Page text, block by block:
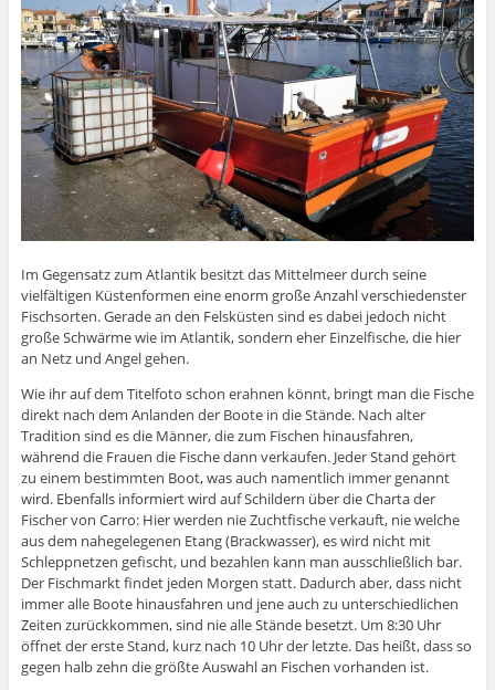
Im Gegensatz zum Atlantik besitzt das Mittelmeer durch seine
vielfältigen Küstenformen eine enorm große Anzahl verschiedenster
Fischsorten. Gerade an den Felsküsten sind es dabei jedoch nicht
große Schwärme wie im Atlantik, sondern eher Einzelfische, die hier
an Netz und Angel gehen.
Wie ihr auf dem Titelfoto schon erahnen könnt, bringt man die Fische
direkt nach dem Anlanden der Boote in die Stände. Nach alter
Tradition sind es die Männer, die zum Fischen hinausfahren,
während die Frauen die Fische dann verkaufen. Jeder Stand gehört
zu einem bestimmten Boot, was auch namentlich immer genannt
wird. Ebenfalls informiert wird auf Schildern über die Charta der
Fischer von Carro: Hier werden nie Zuchtfische verkauft, nie welche
aus dem nahegelegenen Etang (Brackwasser), es wird nicht mit
Schleppnetzen gefischt, und bezahlen kann man ausschließlich bar.
Der Fischmarkt findet jeden Morgen statt. Dadurch aber, dass nicht
immer alle Boote hinausfahren und jene auch zu unterschiedlichen
Zeiten zurückkommen, sind nie alle Stände besetzt. Um 8:30 Uhr
öffnet der erste Stand, kurz nach 10 Uhr der letzte. Das heißt, dass so
gegen halb zehn die größte Auswahl an Fischen vorhanden ist.